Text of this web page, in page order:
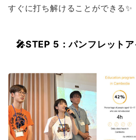
すぐに打ち解けることができる✨
🎤STEP 5：パンフレット